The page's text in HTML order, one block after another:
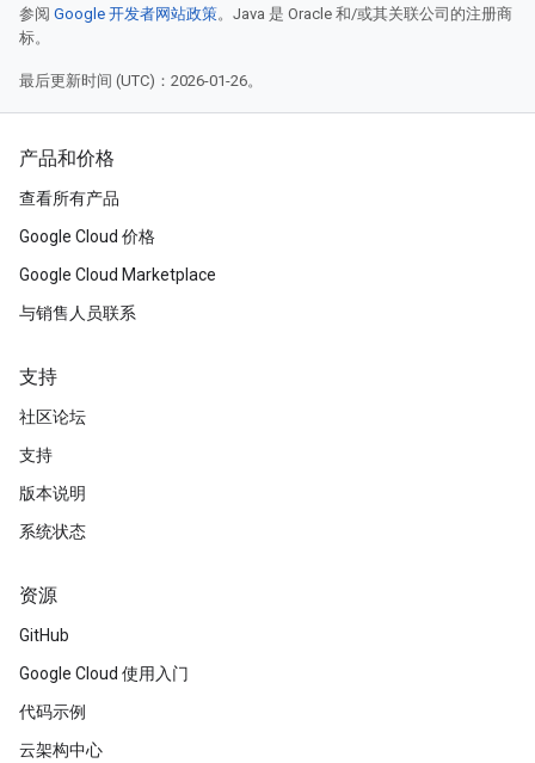
参阅 Google 开发者网站政策。Java 是 Oracle 和/或其关联公司的注册商
标。
最后更新时间 (UTC)：2026-01-26。
产品和价格
查看所有产品
Google Cloud 价格
Google Cloud Marketplace
与销售人员联系
支持
社区论坛
支持
版本说明
系统状态
资源
GitHub
Google Cloud 使用入门
代码示例
云架构中心